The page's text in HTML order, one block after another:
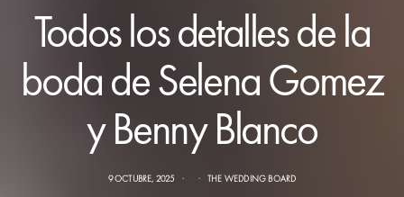
Todos los detalles de la
boda de Selena Gomez
y Benny Blanco
9 OCTUBRE, 2025 THE WEDDING BOARD